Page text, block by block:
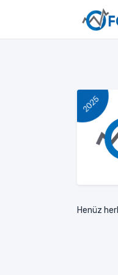
Henüz